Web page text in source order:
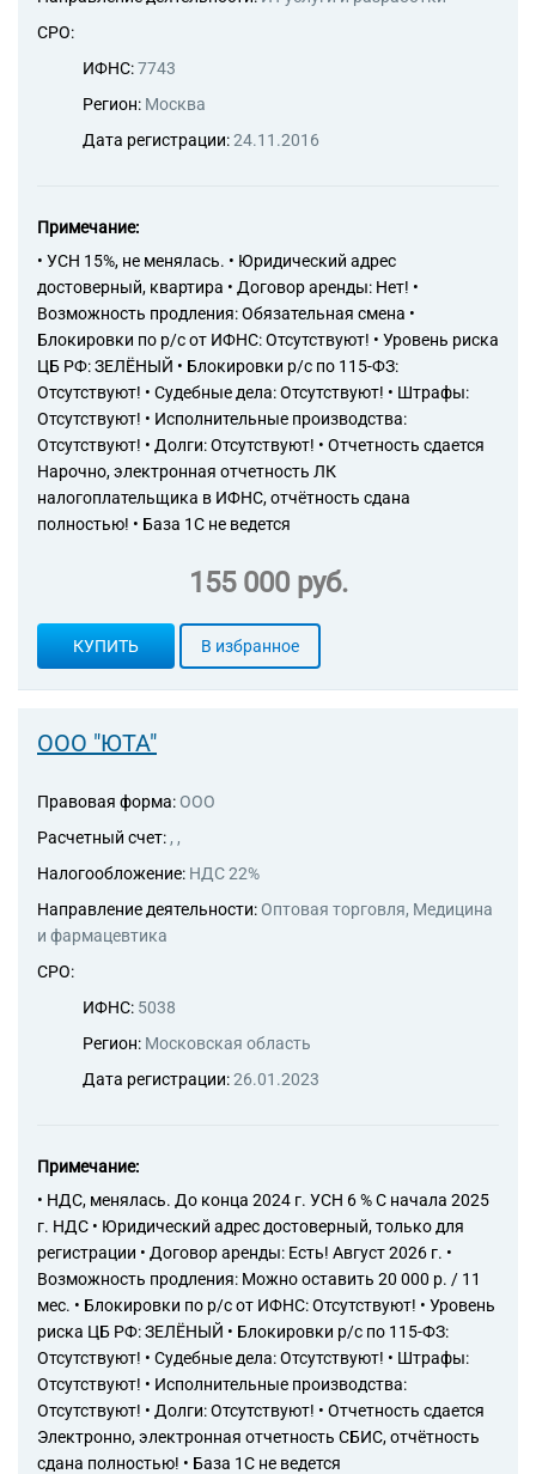
СРО:
ИФНС:7743
Регион: Москва
Дата регистрации:24.11.2016
Примечание:
• УСН 15%, не менялась. • Юридический адрес
достоверный, квартира • Договор аренды: Нет! •
Возможность продления: Обязательная смена •
Блокировки по р/с от ИФНС: Отсутствуют! • Уровень риска
ЦБ РФ: ЗЕЛЁНЫЙ • Блокировки р/с по 115-ФЗ:
Отсутствуют! • Судебные дела: Отсутствуют! • Штрафы:
Отсутствуют! • Исполнительные производства:
Отсутствуют! • Долги: Отсутствуют! • Отчетность сдается
Нарочно, электронная отчетность ЛК
налогоплательщика в ИФНС, отчётность сдана
полностью! • База 1С не ведется
155 000 руб.
КУПИТЬ В избранное
ООО "ЮТА"
Правовая форма: ООО
Расчетный счет: , ,
Налогообложение: НДС 22%
Направление деятельности: Оптовая торговля, Медицина
и фармацевтика
СРО:
ИФНС: 5038
Регион: Московская область
Дата регистрации:26.01.2023
Примечание:
• НДС, менялась. До конца 2024 г. УСН 6 % С начала 2025
г. НДС • Юридический адрес достоверный, только для
регистрации • Договор аренды: Есть! Август 2026 г. •
Возможность продления: Можно оставить 20 000 р. / 11
мес. • Блокировки по р/с от ИФНС: Отсутствуют! • Уровень
риска ЦБ РФ: ЗЕЛЁНЫЙ • Блокировки р/с по 115-ФЗ:
Отсутствуют! • Судебные дела: Отсутствуют! • Штрафы:
Отсутствуют! • Исполнительные производства:
Отсутствуют! • Долги: Отсутствуют! • Отчетность сдается
Электронно, электронная отчетность СБИС, отчётность
сдана полностью! • База 1С не ведется